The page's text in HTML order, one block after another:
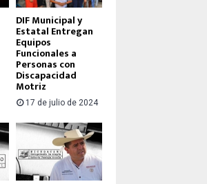
DIF Municipal y
Estatal Entregan
Equipos
Funcionales a
Personas con
Discapacidad
Motriz
17 de julio de 2024